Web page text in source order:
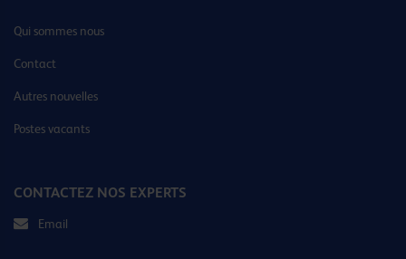
Qui sommes nous
Contact
Autres nouvelles
Postes vacants
CONTACTEZ NOS EXPERTS
Email